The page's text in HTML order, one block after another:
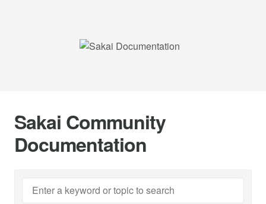
Sakai Community
Documentation